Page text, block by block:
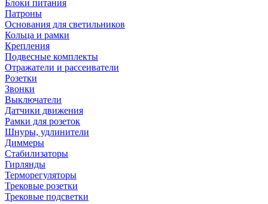
Блоки питания
Патроны
Основания для светильников
Кольца и рамки
Крепления
Подвесные комплекты
Отражатели и рассеиватели
Розетки
Звонки
Выключатели
Датчики движения
Рамки для розеток
Шнуры, удлинители
Диммеры
Стабилизаторы
Гирлянды
Терморегуляторы
Трековые розетки
Трековые подсветки